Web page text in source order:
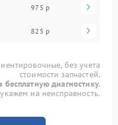
975 р
825 р
без учета
стоимости запчастей.
бесплатную диагностику.
на неисправность.